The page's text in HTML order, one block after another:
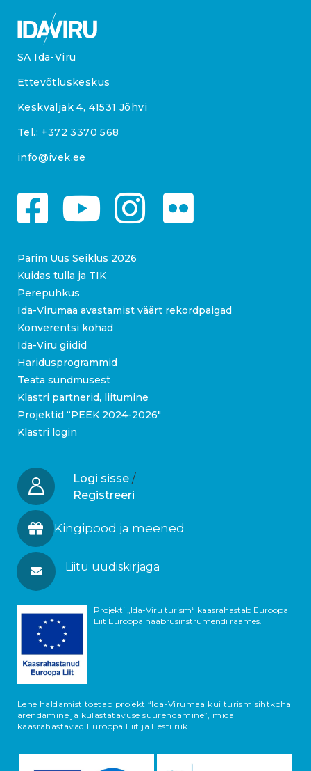
SA Ida-Viru
Ettevõtluskeskus
Keskväljak 4, 41531 Jõhvi
Tel.: +372 3370 568
info@ivek.ee
Parim Uus Seiklus 2026
Kuidas tulla ja TIK
Perepuhkus
Ida-Virumaa avastamist väärt rekordpaigad
Konverentsi kohad
Ida-Viru giidid
Haridusprogrammid
Teata sündmusest
Klastri partnerid, liitumine
Projektid “PEEK 2024-2026″
Klastri login
Logi sisse /
Registreeri
Kingipood ja meened
Liitu uudiskirjaga
Projekti „Ida-Viru turism“ kaasrahastab Euroopa
Liit Euroopa naabrusinstrumendi raames.
Lehe haldamist toetab projekt “Ida-Virumaa kui turismisihtkoha
arendamine ja külastatavuse suurendamine”, mida
kaasrahastavad Euroopa Liit ja Eesti riik.